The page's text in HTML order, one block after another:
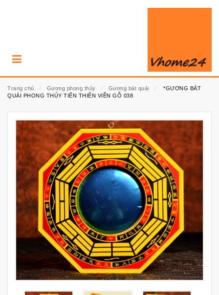
Trang chủ ⁄ Gương phong thủy ⁄ Gương bát quái ⁄
*GƯƠNG BÁT
QUÁI PHONG THỦY TIÊN THIÊN VIỀN GỖ 038